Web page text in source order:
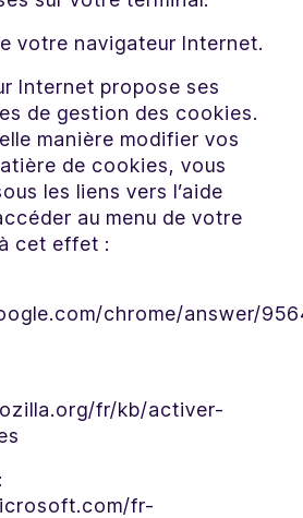
votre navigateur Internet.
Internet propose ses
de gestion des cookies.
manière modifier vos
de cookies, vous
les liens vers l’aide
au menu de votre
cet effet :
chrome/answer/
fr/kb/activer-
fr-